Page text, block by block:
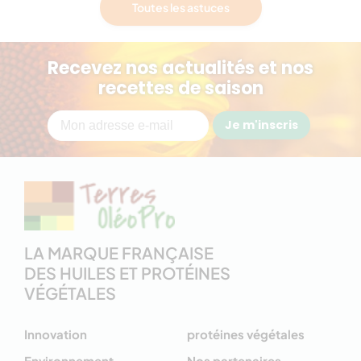
Toutes les astuces
Recevez nos actualités et nos
recettes de saison
Je m'inscris
LA MARQUE FRANÇAISE
DES HUILES ET PROTÉINES
VÉGÉTALES
Innovation
protéines végétales